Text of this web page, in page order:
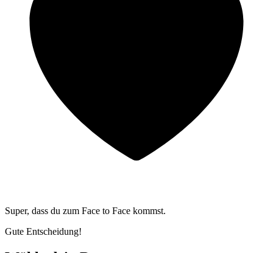
Super, dass du zum Face to Face kommst.
Gute Entscheidung!